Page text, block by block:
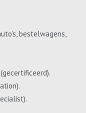
bestelwagens,